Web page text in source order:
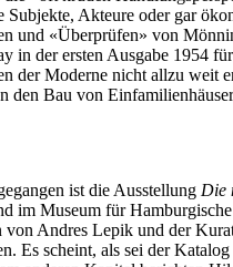
Akteure oder gar
und «Überprüfen» von
in der ersten Ausgabe 1954
der Moderne nicht allzu weit
den Bau von
ist die Ausstellung Die
im Museum für
von Andres Lepik und der
Es scheint, als sei der